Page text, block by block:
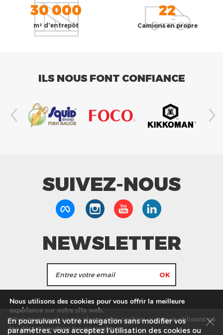
30 000
m² d'entrepôt
22
Camions en propre
ILS NOUS FONT CONFIANCE
SUIVEZ-NOUS
NEWSLETTER
informations de Tang Frères.
Nos Magasins Service commercial Recrutement
En poursuivant votre navigation sans modifier vos
paramètres, vous acceptez l’utilisation des cookies ou
Nous utilisons des cookies pour vous offrir la meilleure
expérience sur notre site web.
Vous pouvez en savoir plus sur les cookies que nous utilisons ou
les désactiver dans lesparamètres.